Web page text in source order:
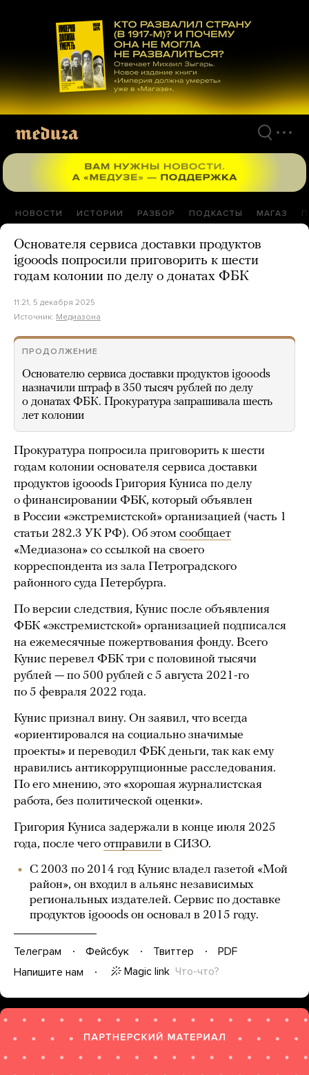
материалам
НОВОСТИ ИСТОРИИ РАЗБОР ПОДКАСТЫ МАГАЗ
Основателя сервиса доставки продуктов
igooods попросили приговорить к шести
годам колонии по делу о донатах ФБК
11:21, 5 декабря 2025
Источник: Медиазона
ПРОДОЛЖЕНИЕ
Основателю сервиса доставки продуктов igooods
назначили штраф в 350 тысяч рублей по делу
о донатах ФБК. Прокуратура запрашивала шесть
лет колонии
Прокуратура попросила приговорить к шести
годам колонии основателя сервиса доставки
продуктов igooods Григория Куниса по делу
о финансировании ФБК, который объявлен
в России «экстремистской» организацией (часть 1
статьи 282.3 УК РФ). Об этом сообщает
«Медиазона» со ссылкой на своего
корреспондента из зала Петроградского
районного суда Петербурга.
По версии следствия, Кунис после объявления
ФБК «экстремистской» организацией подписался
на ежемесячные пожертвования фонду. Всего
Кунис перевел ФБК три с половиной тысячи
рублей — по 500 рублей с 5 августа 2021-го
по 5 февраля 2022 года.
Кунис признал вину. Он заявил, что всегда
«ориентировался на социально значимые
проекты» и переводил ФБК деньги, так как ему
нравились антикоррупционные расследования.
По его мнению, это «хорошая журналистская
работа, без политической оценки».
Григория Куниса задержали в конце июля 2025
года, после чего отправили в СИЗО.
С 2003 по 2014 год Кунис владел газетой «Мой
район», он входил в альянс независимых
региональных издателей. Сервис по доставке
продуктов igooods он основал в 2015 году.
Телеграм Фейсбук Твиттер
PDF
Напишите нам
Magic link Что-что?